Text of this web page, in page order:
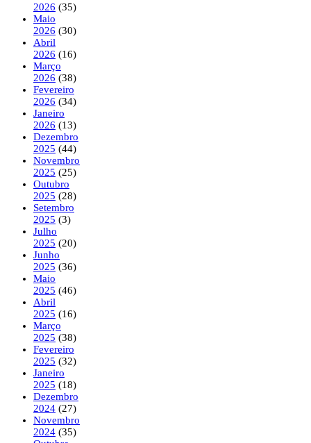
2026 (35)
Maio
2026 (30)
Abril
2026 (16)
Março
2026 (38)
Fevereiro
2026 (34)
Janeiro
2026 (13)
Dezembro
2025 (44)
Novembro
2025 (25)
Outubro
2025 (28)
Setembro
2025 (3)
Julho
2025 (20)
Junho
2025 (36)
Maio
2025 (46)
Abril
2025 (16)
Março
2025 (38)
Fevereiro
2025 (32)
Janeiro
2025 (18)
Dezembro
2024 (27)
Novembro
2024 (35)